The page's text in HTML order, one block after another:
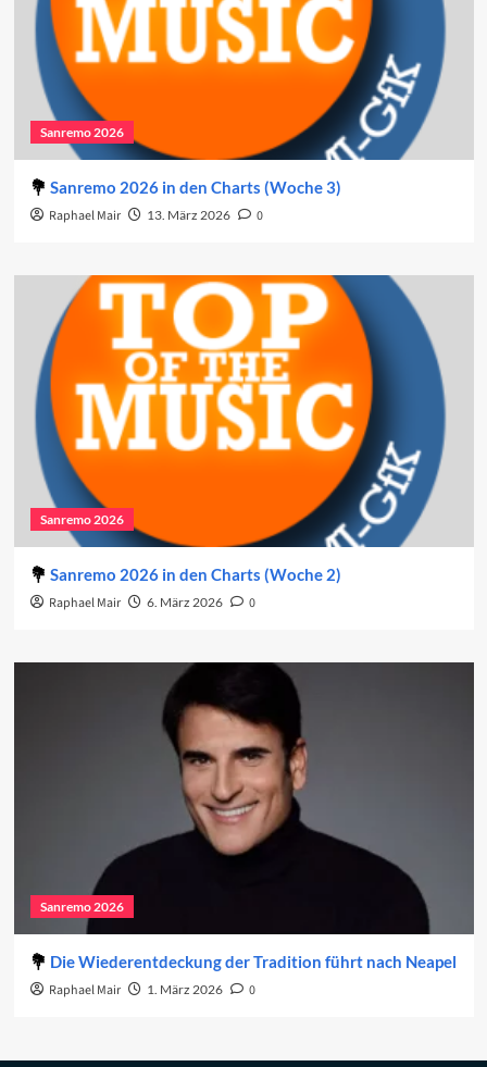
Sanremo 2026
Sanremo 2026 in den Charts (Woche 3)
Raphael Mair 13. März 2026 0
Sanremo 2026
Sanremo 2026 in den Charts (Woche 2)
Raphael Mair 6. März 2026 0
Sanremo 2026
Die Wiederentdeckung der Tradition führt nach Neapel
Raphael Mair 1. März 2026 0